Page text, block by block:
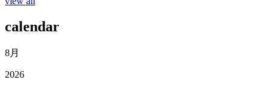
calendar
8月
2026